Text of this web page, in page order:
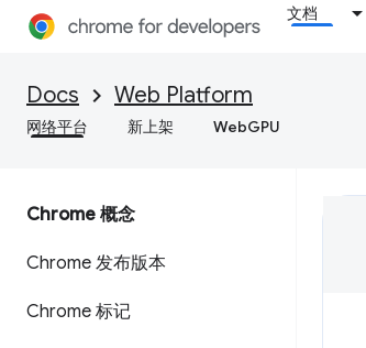
文档
Docs Web Platform
网络平台 新上架 WebGPU
Chrome 概念
Chrome 发布版本
Chrome 标记